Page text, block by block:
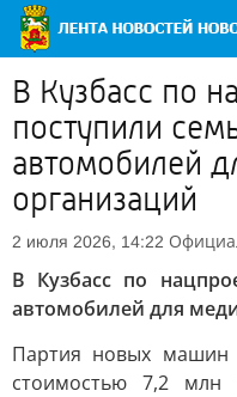
В Кузбасс по
поступили
автомобилей
организаций
2 июля 2026, 14:22
В Кузбасс по
автомобилей для
Партия новых машин
стоимостью 7,2 млн